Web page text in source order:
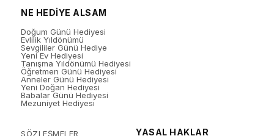
NE HEDİYE ALSAM
Doğum Günü Hediyesi
Evlilik Yıldönümü
Sevgililer Günü Hediye
Yeni Ev Hediyesi
Tanışma Yıldönümü Hediyesi
Öğretmen Günü Hediyesi
Anneler Günü Hediyesi
Yeni Doğan Hediyesi
Babalar Günü Hediyesi
Mezuniyet Hediyesi
SÖZLEŞMELER
YASAL HAKLAR